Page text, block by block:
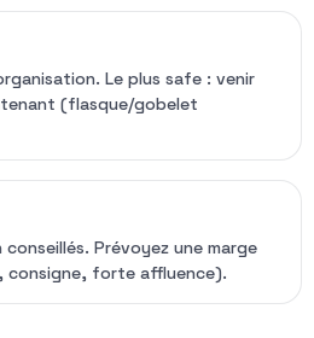
Le plus safe : venir
(flasque/gobelet
Prévoyez une marge
consigne, forte affluence).